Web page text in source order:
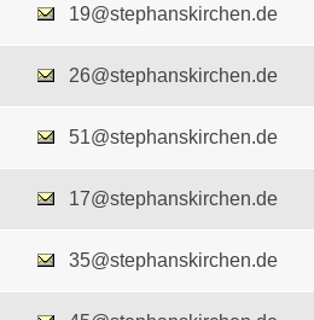
19@stephanskirchen.de
26@stephanskirchen.de
51@stephanskirchen.de
17@stephanskirchen.de
35@stephanskirchen.de